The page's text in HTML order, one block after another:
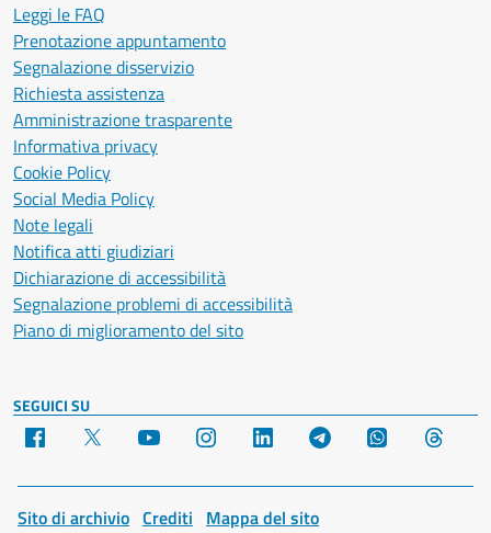
Leggi le FAQ
Prenotazione appuntamento
Segnalazione disservizio
Richiesta assistenza
Amministrazione trasparente
Informativa privacy
Cookie Policy
Social Media Policy
Note legali
Notifica atti giudiziari
Dichiarazione di accessibilità
Segnalazione problemi di accessibilità
Piano di miglioramento del sito
SEGUICI SU
Facebook YouTube Instagram LinkedIn Telegram WhatsApp
Sito di archivio Crediti Mappa del sito